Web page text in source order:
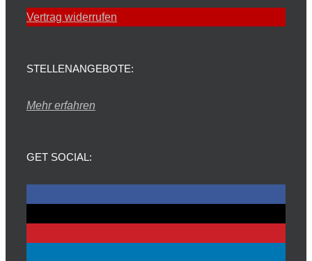
Vertrag widerrufen
STELLENANGEBOTE:
Mehr erfahren
GET SOCIAL: